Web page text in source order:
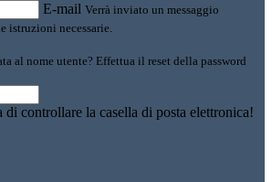
E-mail Verrà inviato un messaggio
istruzioni necessarie.
al nome utente? Effettua il reset della password
controllare la casella di posta elettronica!